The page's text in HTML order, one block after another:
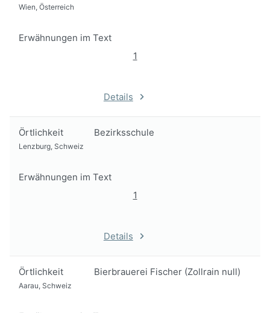
Wien, Österreich
Erwähnungen im Text
1
Details
Örtlichkeit Bezirksschule
Lenzburg, Schweiz
Erwähnungen im Text
1
Details
Örtlichkeit Bierbrauerei Fischer (Zollrain null)
Aarau, Schweiz